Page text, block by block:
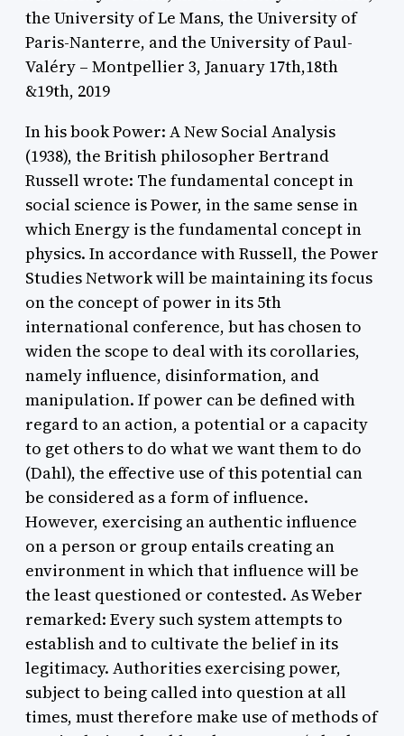
the University of Le Mans, the University of
Paris-Nanterre, and the University of Paul-
Valéry – Montpellier 3, January 17th,18th
&19th, 2019
In his book Power: A New Social Analysis
(1938), the British philosopher Bertrand
Russell wrote: The fundamental concept in
social science is Power, in the same sense in
which Energy is the fundamental concept in
physics. In accordance with Russell, the Power
Studies Network will be maintaining its focus
on the concept of power in its 5th
international conference, but has chosen to
widen the scope to deal with its corollaries,
namely influence, disinformation, and
manipulation. If power can be defined with
regard to an action, a potential or a capacity
to get others to do what we want them to do
(Dahl), the effective use of this potential can
be considered as a form of influence.
However, exercising an authentic influence
on a person or group entails creating an
environment in which that influence will be
the least questioned or contested. As Weber
remarked: Every such system attempts to
establish and to cultivate the belief in its
legitimacy. Authorities exercising power,
subject to being called into question at all
times, must therefore make use of methods of